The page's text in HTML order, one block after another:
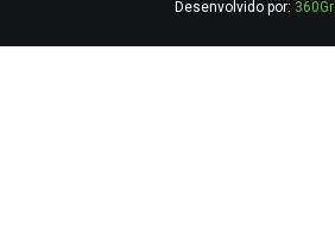
Desenvolvido por: